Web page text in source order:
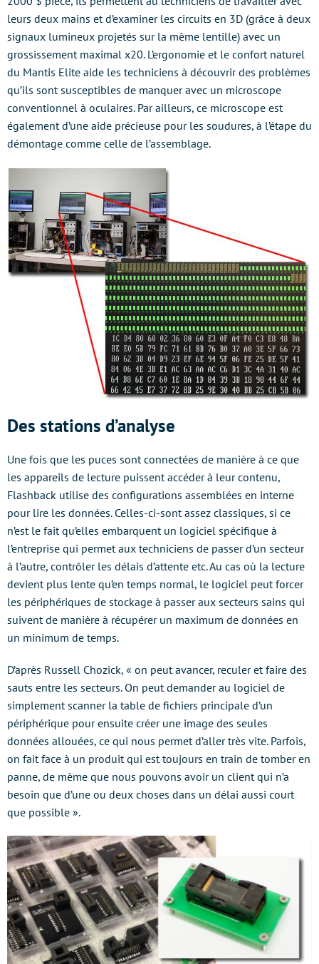
leurs deux mains et d’examiner les circuits en 3D (grâce à deux
signaux lumineux projetés sur la même lentille) avec un
grossissement maximal x20. L’ergonomie et le confort naturel
du Mantis Elite aide les techniciens à découvrir des problèmes
qu’ils sont susceptibles de manquer avec un microscope
conventionnel à oculaires. Par ailleurs, ce microscope est
également d’une aide précieuse pour les soudures, à l’étape du
démontage comme celle de l’assemblage.
Des stations d’analyse
Une fois que les puces sont connectées de manière à ce que
les appareils de lecture puissent accéder à leur contenu,
Flashback utilise des configurations assemblées en interne
pour lire les données. Celles-ci-sont assez classiques, si ce
n’est le fait qu’elles embarquent un logiciel spécifique à
l’entreprise qui permet aux techniciens de passer d’un secteur
à l’autre, contrôler les délais d’attente etc. Au cas où la lecture
devient plus lente qu’en temps normal, le logiciel peut forcer
les périphériques de stockage à passer aux secteurs sains qui
suivent de manière à récupérer un maximum de données en
un minimum de temps.
D’après Russell Chozick, « on peut avancer, reculer et faire des
sauts entre les secteurs. On peut demander au logiciel de
simplement scanner la table de fichiers principale d’un
périphérique pour ensuite créer une image des seules
données allouées, ce qui nous permet d’aller très vite. Parfois,
on fait face à un produit qui est toujours en train de tomber en
panne, de même que nous pouvons avoir un client qui n’a
besoin que d’une ou deux choses dans un délai aussi court
que possible ».